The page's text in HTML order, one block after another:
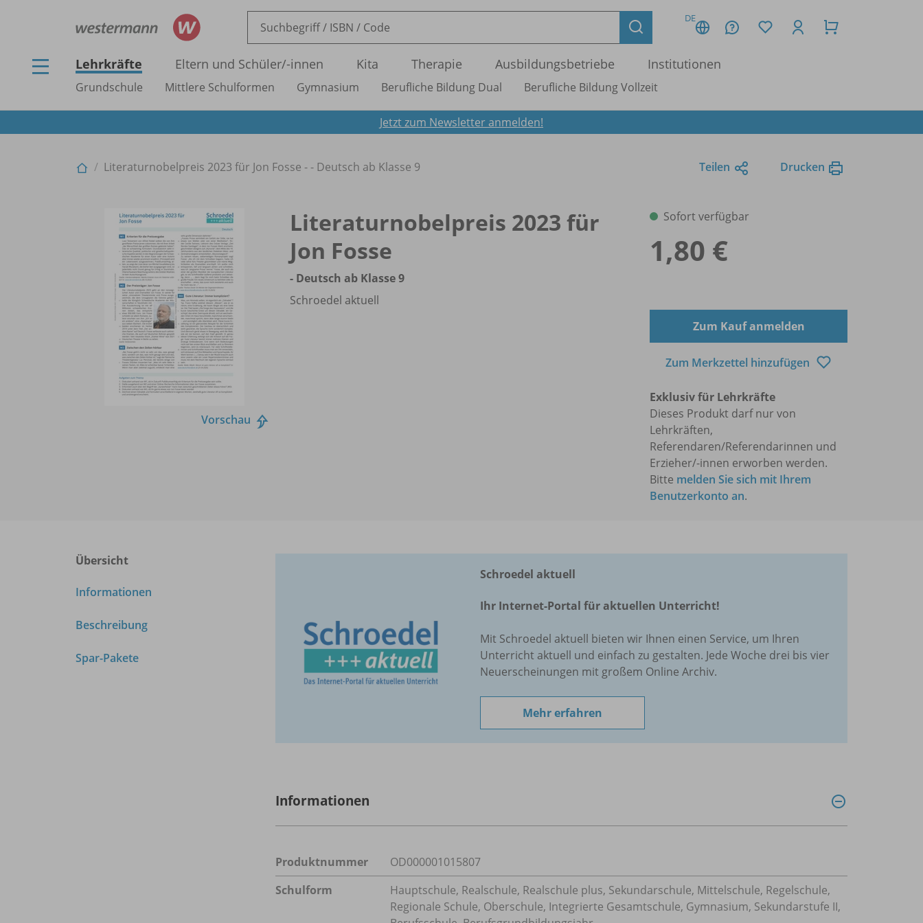
DE
Lehrkräfte Eltern und Schüler/-innen Kita Therapie Ausbildungsbetriebe Institutionen
Grundschule Mittlere Schulformen Gymnasium Berufliche Bildung Dual Berufliche Bildung Vollzeit
Jetzt zum Newsletter anmelden!
Literaturnobelpreis 2023 für Jon Fosse - - Deutsch ab Klasse 9 Teilen Drucken
Vorschau
Literaturnobelpreis 2023 für
Jon Fosse
- Deutsch ab Klasse 9
Schroedel aktuell
Sofort verfügbar
1,80 €
Zum Kauf anmelden
Zum Merkzettel hinzufügen
Exklusiv für Lehrkräfte
Dieses Produkt darf nur von
Lehrkräften,
Referendaren/Referendarinnen und
Erzieher/-innen erworben werden.
Bitte melden Sie sich mit Ihrem
Benutzerkonto an.
Übersicht
Informationen
Beschreibung
Spar-Pakete
Schroedel aktuell
Ihr Internet-Portal für aktuellen Unterricht!
Mit Schroedel aktuell bieten wir Ihnen einen Service, um Ihren
Unterricht aktuell und einfach zu gestalten. Jede Woche drei bis vier
Neuerscheinungen mit großem Online Archiv.
Mehr erfahren
Informationen
Produktnummer
OD000001015807
Schulform
Hauptschule, Realschule, Realschule plus, Sekundarschule, Mittelschule, Regelschule,
Regionale Schule, Oberschule, Integrierte Gesamtschule, Gymnasium, Sekundarstufe II,